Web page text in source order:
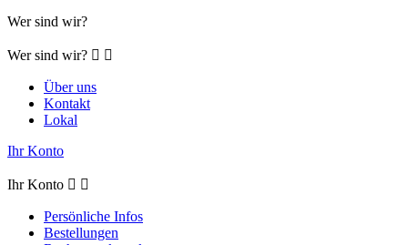
Wer sind wir?
Wer sind wir?  
Über uns
Kontakt
Lokal
Ihr Konto
Ihr Konto  
Persönliche Infos
Bestellungen